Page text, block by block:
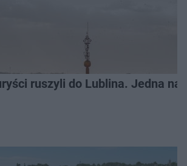
ruszyli do Lublina. Jedna